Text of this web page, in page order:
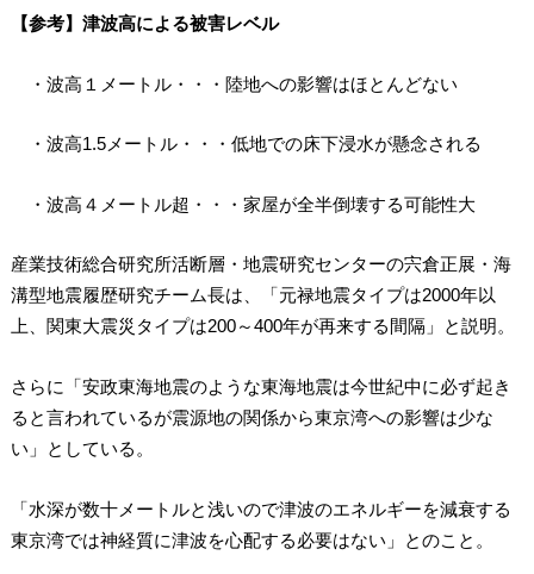
【参考】津波高による被害レベル
・波高１メートル・・・陸地への影響はほとんどない
・波高1.5メートル・・・低地での床下浸水が懸念される
・波高４メートル超・・・家屋が全半倒壊する可能性大
産業技術総合研究所活断層・地震研究センターの宍倉正展・海
溝型地震履歴研究チーム長は、「元禄地震タイプは2000年以
上、関東大震災タイプは200～400年が再来する間隔」と説明。
さらに「安政東海地震のような東海地震は今世紀中に必ず起き
ると言われているが震源地の関係から東京湾への影響は少な
い」としている。
「水深が数十メートルと浅いので津波のエネルギーを減衰する
東京湾では神経質に津波を心配する必要はない 」とのこと。